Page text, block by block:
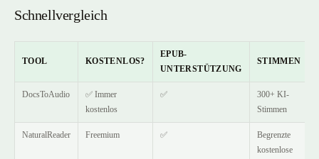
Schnellvergleich
TOOL KOSTENLOS?
EPUB-
UNTERSTÜTZUNG
STIMMEN
DocsToAudio
✅ Immer
kostenlos
✅
300+ KI-
Stimmen
NaturalReader Freemium ✅
Begrenzte
kostenlose